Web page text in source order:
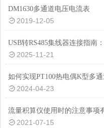
DM1630多通道电压电流表
2019-12-05
2025-11-21
2024-04-23
2021-07-15